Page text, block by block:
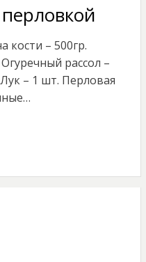
кости – 500гр.
рассол –
– 1 шт. Перловая